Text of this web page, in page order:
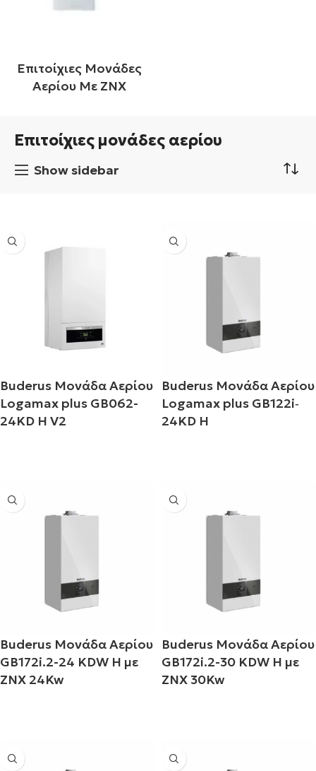
Επιτοίχιες Μονάδες
Αερίου Με ΖΝΧ
Επιτοίχιες μονάδες αερίου
Show sidebar
Buderus Μονάδα Αερίου
Logamax plus GB062-
24KD H V2
Buderus Μονάδα Αερίου
Logamax plus GB122i‐
24KD H
Buderus Μονάδα Αερίου
GB172i.2-24 KDW H με
ΖΝΧ 24Kw
Buderus Μονάδα Αερίου
GB172i.2-30 KDW H με
ΖΝΧ 30Kw